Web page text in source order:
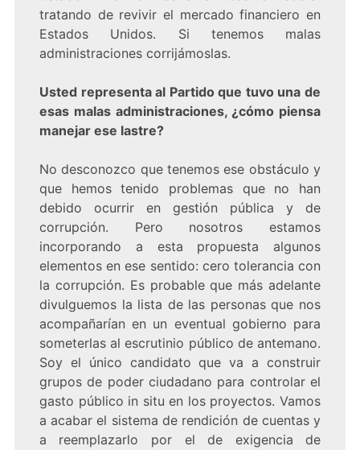
tratando de revivir el mercado financiero en
Estados Unidos. Si tenemos malas
administraciones corrijámoslas.
Usted representa al Partido que tuvo una de
esas malas administraciones, ¿cómo piensa
manejar ese lastre?
No desconozco que tenemos ese obstáculo y
que hemos tenido problemas que no han
debido ocurrir en gestión pública y de
corrupción. Pero nosotros estamos
incorporando a esta propuesta algunos
elementos en ese sentido: cero tolerancia con
la corrupción. Es probable que más adelante
divulguemos la lista de las personas que nos
acompañarían en un eventual gobierno para
someterlas al escrutinio público de antemano.
Soy el único candidato que va a construir
grupos de poder ciudadano para controlar el
gasto público in situ en los proyectos. Vamos
a acabar el sistema de rendición de cuentas y
a reemplazarlo por el de exigencia de